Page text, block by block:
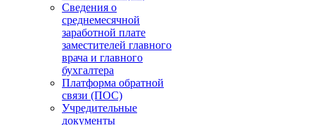
Сведения о
среднемесячной
заработной плате
заместителей главного
врача и главного
бухгалтера
Платформа обратной
связи (ПОС)
Учредительные
документы